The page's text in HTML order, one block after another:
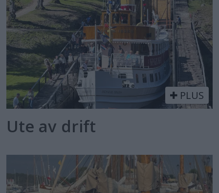
PLUS
Ute av drift